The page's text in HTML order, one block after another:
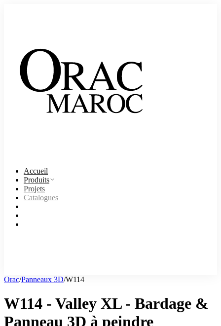
Accueil
Produits
Projets
Catalogues
Orac/Panneaux 3D/W114
W114 - Valley XL - Bardage &
Panneau 3D à peindre